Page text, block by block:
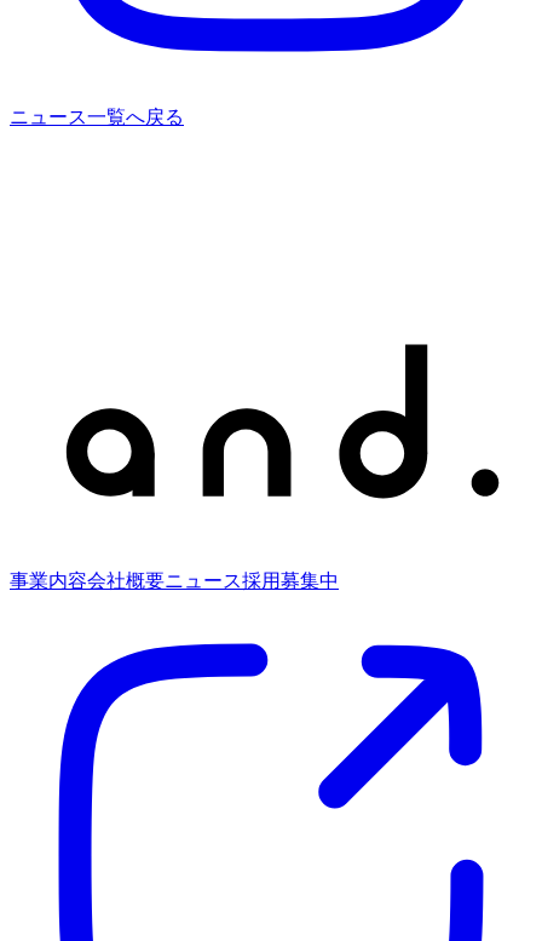
ニュース一覧へ戻る
事業内容会社概要ニュース採用募集中